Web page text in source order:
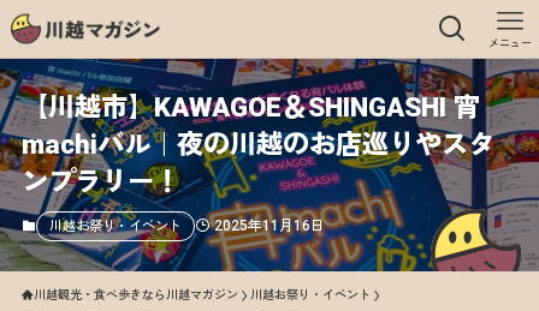
メニュー
【川越市】KAWAGOE＆SHINGASHI 宵
machiバル｜夜の川越のお店巡りやスタ
ンプラリー！
川越お祭り・イベント 2025年11月16日
川越観光・食べ歩きなら川越マガジン 川越お祭り・イベント